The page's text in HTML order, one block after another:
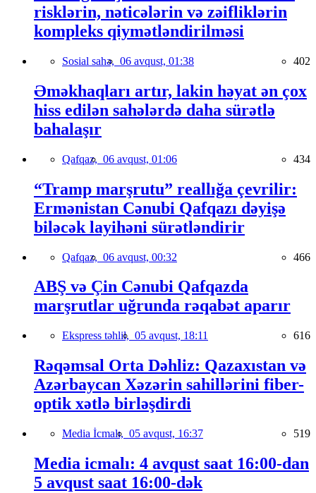
risklərin, nəticələrin və zəifliklərin
kompleks qiymətləndirilməsi
Sosial sahə, 06 avqust, 01:38 402
Əməkhaqları artır, lakin həyat ən çox
hiss edilən sahələrdə daha sürətlə
bahalaşır
Qafqaz, 06 avqust, 01:06 434
“Tramp marşrutu” reallığa çevrilir:
Ermənistan Cənubi Qafqazı dəyişə
biləcək layihəni sürətləndirir
Qafqaz, 06 avqust, 00:32 466
ABŞ və Çin Cənubi Qafqazda
marşrutlar uğrunda rəqabət aparır
Ekspress təhlil, 05 avqust, 18:11 616
Rəqəmsal Orta Dəhliz: Qazaxıstan və
Azərbaycan Xəzərin sahillərini fiber-
optik xətlə birləşdirdi
Media İcmalı, 05 avqust, 16:37 519
Media icmalı: 4 avqust saat 16:00-dan
5 avqust saat 16:00-dək